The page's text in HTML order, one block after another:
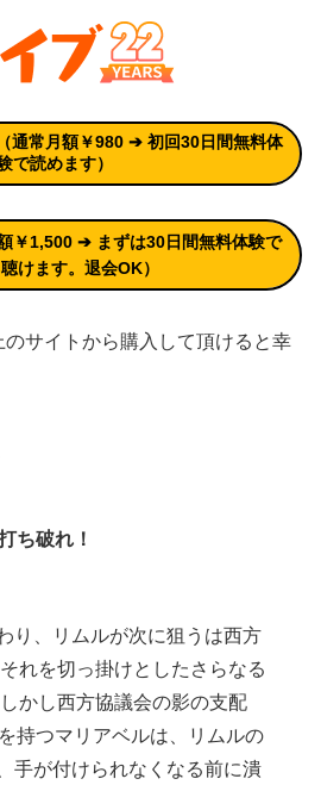
（通常月額￥980 ➔ 初回30日間無料体
で読めます）
￥1,500 ➔ まずは30日間無料体験で
けます。退会OK）
のサイトから購入して頂けると幸
ち破れ！
り、リムルが次に狙うは西方
れを切っ掛けとしたさらなる
かし西方協議会の影の支配
持つマリアベルは、リムルの
手が付けられなくなる前に潰